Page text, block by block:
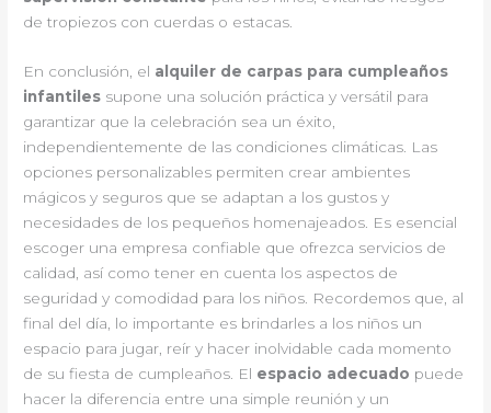
de tropiezos con cuerdas o estacas.
En conclusión, el alquiler de carpas para cumpleaños
infantiles supone una solución práctica y versátil para
garantizar que la celebración sea un éxito,
independientemente de las condiciones climáticas. Las
opciones personalizables permiten crear ambientes
mágicos y seguros que se adaptan a los gustos y
necesidades de los pequeños homenajeados. Es esencial
escoger una empresa confiable que ofrezca servicios de
calidad, así como tener en cuenta los aspectos de
seguridad y comodidad para los niños. Recordemos que, al
final del día, lo importante es brindarles a los niños un
espacio para jugar, reír y hacer inolvidable cada momento
de su fiesta de cumpleaños. El espacio adecuado puede
hacer la diferencia entre una simple reunión y un